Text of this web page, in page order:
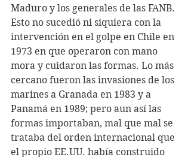
Maduro y los generales de las FANB.
Esto no sucedió ni siquiera con la
intervención en el golpe en Chile en
1973 en que operaron con mano
mora y cuidaron las formas. Lo más
cercano fueron las invasiones de los
marines a Granada en 1983 y a
Panamá en 1989; pero aun así las
formas importaban, mal que mal se
trataba del orden internacional que
el propio EE.UU. había construido